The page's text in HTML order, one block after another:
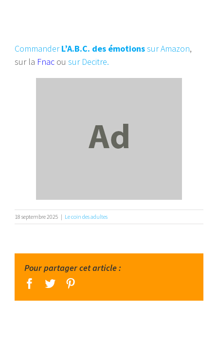
CommanderL’A.B.C. des émotionssur Amazon,
sur la Fnac ou sur Decitre.
18 septembre 2025 | Le coin des adultes
Pour partager cet article :
facebook
twitter